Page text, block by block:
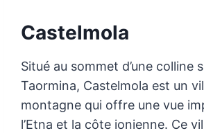
Castelmola
Situé au sommet d’une colline
Taormina, Castelmola est un
montagne qui offre une vue
l’Etna et la côte ionienne. Ce